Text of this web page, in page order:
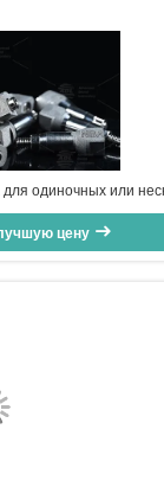
одиночных или
цену